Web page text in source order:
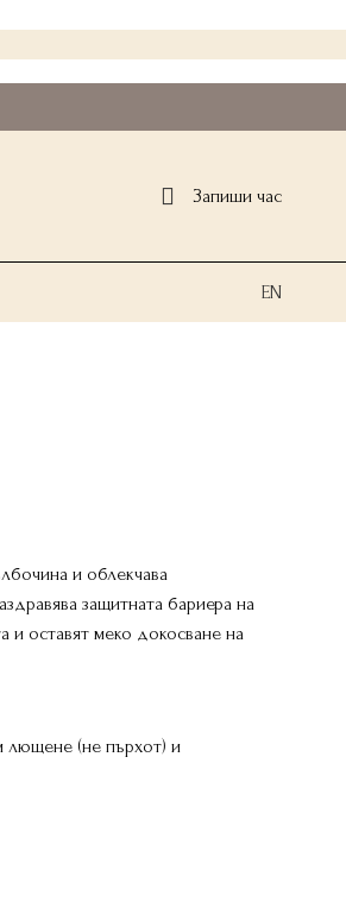
Запиши час
EN
и облекчава
защитната бариера на
и оставят меко докосване на
лющене (не пърхот) и